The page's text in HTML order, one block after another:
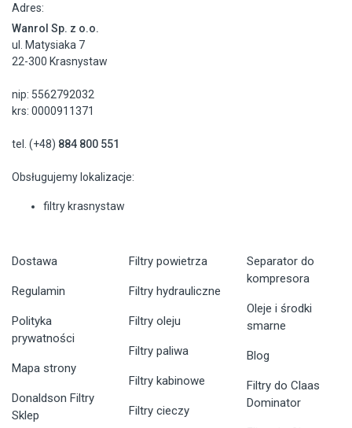
Adres:
Wanrol Sp. z o.o.
ul. Matysiaka 7
22-300 Krasnystaw
nip: 5562792032
krs: 0000911371
tel. (+48) 884 800 551
Obsługujemy lokalizacje:
filtry krasnystaw
Dostawa
Regulamin
Polityka
prywatności
Mapa strony
Donaldson Filtry
Sklep
Filtry powietrza
Filtry hydrauliczne
Filtry oleju
Filtry paliwa
Filtry kabinowe
Filtry cieczy
Separator do
kompresora
Oleje i środki
smarne
Blog
Filtry do Claas
Dominator